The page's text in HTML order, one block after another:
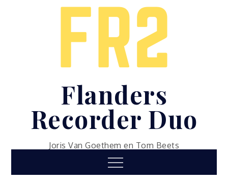
Flanders
Recorder Duo
Joris Van Goethem en Tom Beets
Menu